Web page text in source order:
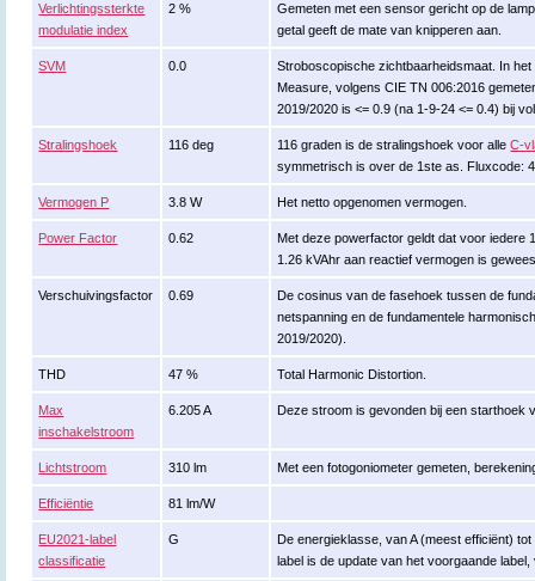
Verlichtingssterkte
modulatie index
2 %
Gemeten met een sensor gericht op de
getal geeft de mate van knipperen aan.
SVM 0.0
Stroboscopische zichtbaarheidsmaat. In
Measure, volgens CIE TN 006:2016
2019/2020 is <= 0.9 (na 1-9-24 <= 0.4) bij
Stralingshoek 116 deg 116 graden is de stralingshoek voor alleC-
symmetrisch is over de 1ste as. Fluxcode:
Vermogen P 3.8 W Het netto opgenomen vermogen.
Power Factor 0.62
Met deze powerfactor geldt dat voor iedere
1.26 kVAhr aan reactief vermogen is
Verschuivingsfactor 0.69
De cosinus van de fasehoek tussen de
netspanning en de fundamentele
2019/2020).
THD 47 % Total Harmonic Distortion.
Max
inschakelstroom
6.205 A Deze stroom is gevonden bij een starthoek
Lichtstroom 310 lm Met een fotogoniometer gemeten,
Efficiëntie 81 lm/W
EU2021-label
classificatie
G
De energieklasse, van A (meest efficiënt)
label is de update van het voorgaande